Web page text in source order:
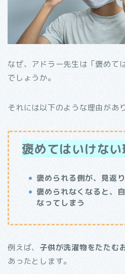
なぜ、アドラー先生は「褒めて
でしょうか。
それには以下のような理由があ
褒めてはいけない
褒められる側が、見返
褒められなくなると、
なってしまう
例えば、 子供が洗濯物をたたむ
あったとします。